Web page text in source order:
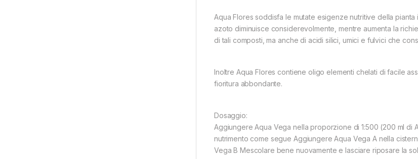
Aqua Flores soddisfa le mutate esigenze nutritive della
azoto diminuisce considerevolmente, mentre aumenta la
di tali composti, ma anche di acidi silici, umici e fulvici che
Inoltre Aqua Flores contiene oligo elementi chelati di facile
fioritura abbondante.
Dosaggio:
Aggiungere Aqua Vega nella proporzione di 1:500 (200 ml di
nutrimento come segue Aggiungere Aqua Vega A nella
Vega B Mescolare bene nuovamente e lasciare riposare la